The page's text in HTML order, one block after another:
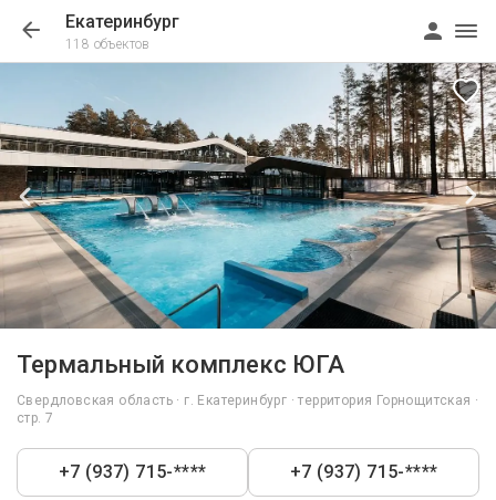
Екатеринбург
118 объектов
Термальный комплекс ЮГА
Свердловская область · г. Екатеринбург · территория Горнощитская ·
стр. 7
+7 (937) 715-**** +7 (937) 715-****